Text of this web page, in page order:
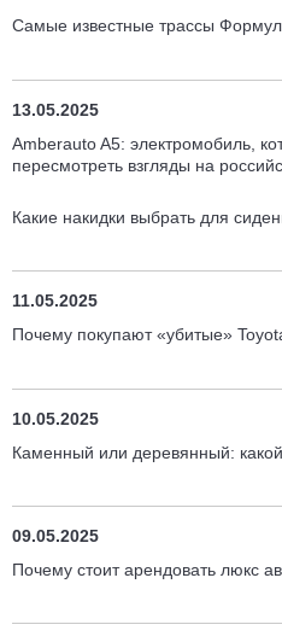
Самые известные трассы
13.05.2025
Amberauto A5: электромобиль,
пересмотреть взгляды на
Какие накидки выбрать для
11.05.2025
Почему покупают «убитые»
10.05.2025
Каменный или деревянный:
09.05.2025
Почему стоит арендовать люкс